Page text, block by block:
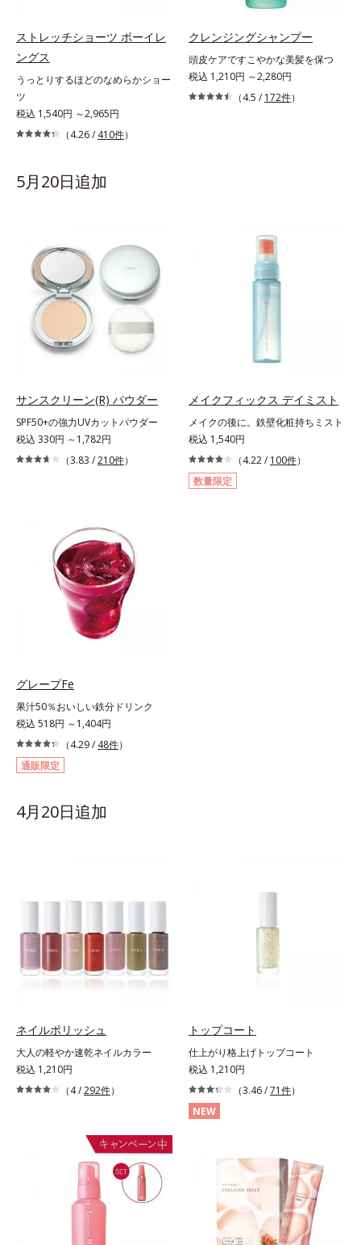
ストレッチショーツ ボーイレ
ングス
うっとりするほどのなめらかショー
ツ
税込 1,540円 ～2,965円
（4.26 / 410件）
クレンジングシャンプー
頭皮ケアですこやかな美髪を保つ
税込 1,210円 ～2,280円
（4.5 / 172件）
5月20日追加
サンスクリーン(R) パウダー
SPF50+の強力UVカットパウダー
税込 330円 ～1,782円
（3.83 /210件）
メイクフィックス デイミスト
メイクの後に。鉄壁化粧持ちミスト
税込 1,540円
（4.22 / 100件）
数量限定
グレープFe
果汁50％おいしい鉄分ドリンク
税込 518円 ～1,404円
（4.29 / 48件）
通販限定
4月20日追加
ネイルポリッシュ
大人の軽やか速乾ネイルカラー
税込 1,210円
（4 /292件）
トップコート
仕上がり格上げトップコート
税込 1,210円
（3.46 /71件）
NEW